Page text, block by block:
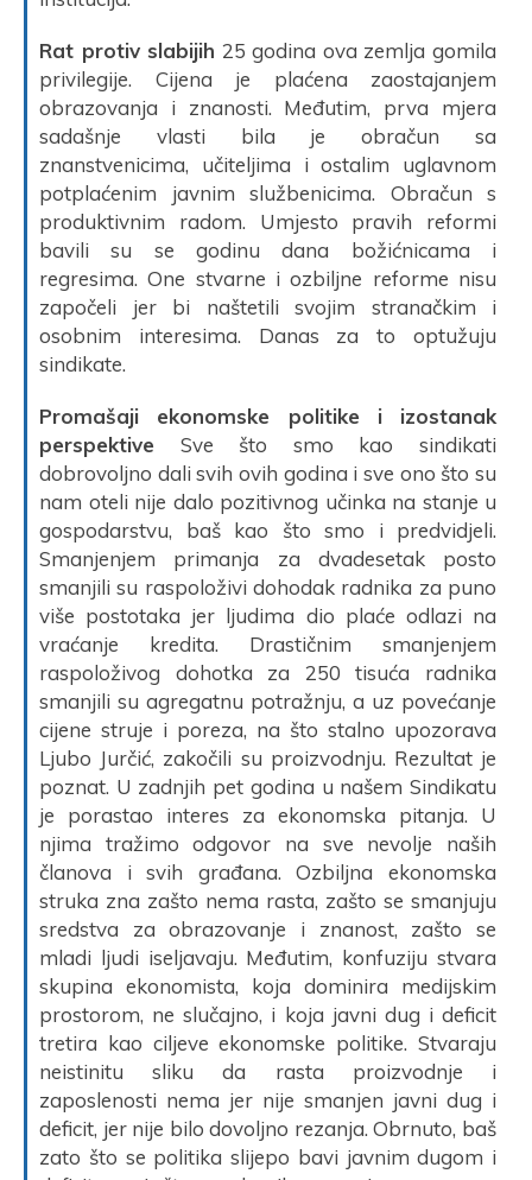
Rat protiv slabijih 25 godina ova zemlja gomila
privilegije. Cijena je plaćena zaostajanjem
obrazovanja i znanosti. Međutim, prva mjera
sadašnje vlasti bila je obračun sa
znanstvenicima, učiteljima i ostalim uglavnom
potplaćenim javnim službenicima. Obračun s
produktivnim radom. Umjesto pravih reformi
bavili su se godinu dana božićnicama i
regresima. One stvarne i ozbiljne reforme nisu
započeli jer bi naštetili svojim stranačkim i
osobnim interesima. Danas za to optužuju
sindikate.
Promašaji ekonomske politike i izostanak
perspektive Sve što smo kao sindikati
dobrovoljno dali svih ovih godina i sve ono što su
nam oteli nije dalo pozitivnog učinka na stanje u
gospodarstvu, baš kao što smo i predvidjeli.
Smanjenjem primanja za dvadesetak posto
smanjili su raspoloživi dohodak radnika za puno
više postotaka jer ljudima dio plaće odlazi na
vraćanje kredita. Drastičnim smanjenjem
raspoloživog dohotka za 250 tisuća radnika
smanjili su agregatnu potražnju, a uz povećanje
cijene struje i poreza, na što stalno upozorava
Ljubo Jurčić, zakočili su proizvodnju. Rezultat je
poznat. U zadnjih pet godina u našem Sindikatu
je porastao interes za ekonomska pitanja. U
njima tražimo odgovor na sve nevolje naših
članova i svih građana. Ozbiljna ekonomska
struka zna zašto nema rasta, zašto se smanjuju
sredstva za obrazovanje i znanost, zašto se
mladi ljudi iseljavaju. Međutim, konfuziju stvara
skupina ekonomista, koja dominira medijskim
prostorom, ne slučajno, i koja javni dug i deficit
tretira kao ciljeve ekonomske politike. Stvaraju
neistinitu sliku da rasta proizvodnje i
zaposlenosti nema jer nije smanjen javni dug i
deficit, jer nije bilo dovoljno rezanja. Obrnuto, baš
zato što se politika slijepo bavi javnim dugom i